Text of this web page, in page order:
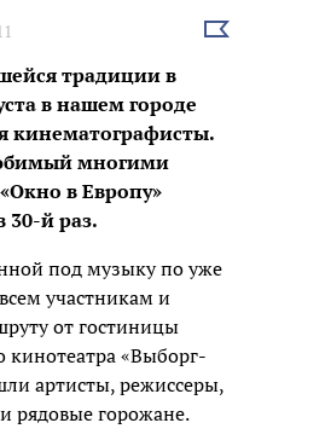
Выбрать
традиции в
в нашем городе
кинематографисты.
многими
в Европу»
30-й раз.
под музыку по уже
участникам и
от гостиницы
кинотеатра «Выборг-
артисты, режиссеры,
рядовые горожане.